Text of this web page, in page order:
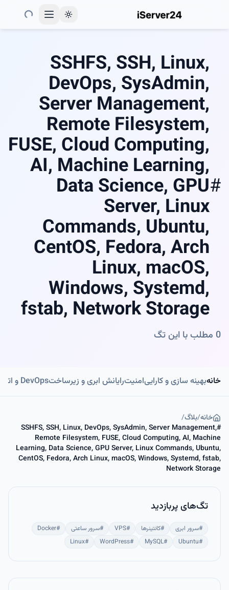
Toggle theme
#
SSHFS, SSH, Linux,
DevOps, SysAdmin,
Server Management,
Remote Filesystem,
FUSE, Cloud Computing,
AI, Machine Learning,
Data Science, GPU
Server, Linux
Commands, Ubuntu,
CentOS, Fedora, Arch
Linux, macOS,
Windows, Systemd,
fstab, Network Storage
0 مطلب با این تگ
خانهبهینه سازی و کاراییامنیترایانش ابری و زیرساختDevOps و اتوماسیون
خانه/بلاگ/
#
SSHFS, SSH, Linux, DevOps, SysAdmin, Server Management,
Remote Filesystem, FUSE, Cloud Computing, AI, Machine
Learning, Data Science, GPU Server, Linux Commands, Ubuntu,
CentOS, Fedora, Arch Linux, macOS, Windows, Systemd, fstab,
Network Storage
تگ‌های پربازدید
#سرور ابری #کانتینرها #
VPS
#سرور ساعتی #
Docker
#
Ubuntu
#
MySQL
#
WordPress
#
Linux